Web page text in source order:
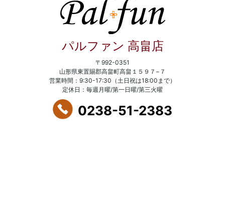
パルファン 高畠店
〒992-0351
山形県東置賜郡高畠町高畠１５９７−７
営業時間：9:30-17:30（土日祝は18:00まで）
定休日：毎週月曜/第一日曜/第三火曜
0238-51-2383